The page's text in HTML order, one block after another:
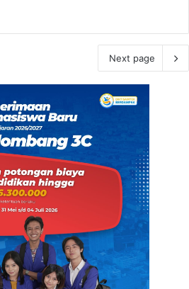
Next page